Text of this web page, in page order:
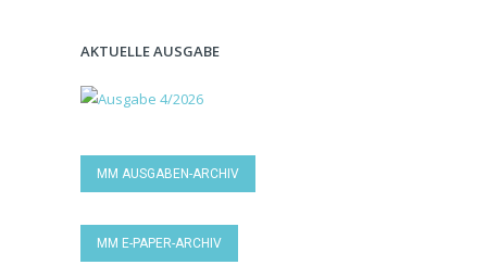
AKTUELLE AUSGABE
MM AUSGABEN-ARCHIV
MM E-PAPER-ARCHIV